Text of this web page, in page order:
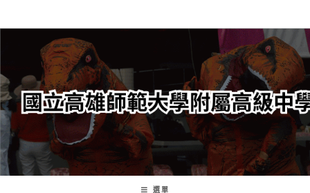
轉
要
內
容
選單